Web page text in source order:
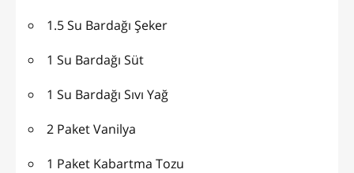
1.5 Su Bardağı Şeker
1 Su Bardağı Süt
1 Su Bardağı Sıvı Yağ
2 Paket Vanilya
1 Paket Kabartma Tozu